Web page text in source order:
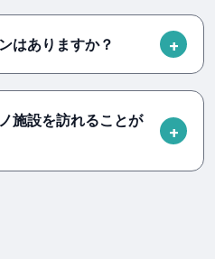
はありますか？
施設を訪れることが